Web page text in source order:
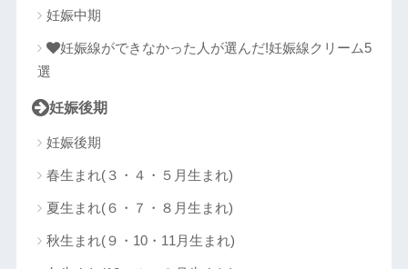
妊娠中期
妊娠線ができなかった人が選んだ!妊娠線クリーム5
選
妊娠後期
妊娠後期
春生まれ(３・４・５月生まれ)
夏生まれ(６・７・８月生まれ)
秋生まれ(９・10・11月生まれ)